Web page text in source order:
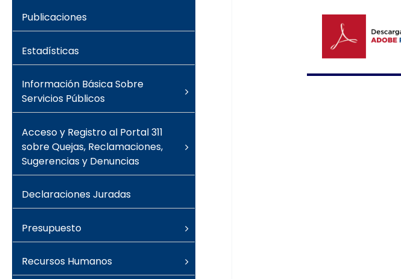
Publicaciones
Estadísticas
Información Básica Sobre
Servicios Públicos
Acceso y Registro al Portal 311
sobre Quejas, Reclamaciones,
Sugerencias y Denuncias
Declaraciones Juradas
Presupuesto
Recursos Humanos